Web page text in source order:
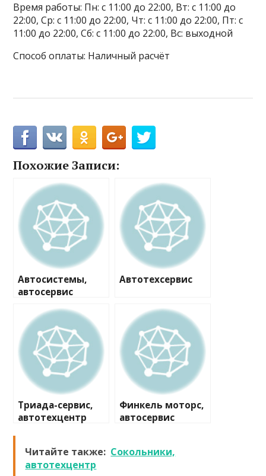
Время работы: Пн: с 11:00 до 22:00, Вт: с 11:00 до
22:00, Ср: с 11:00 до 22:00, Чт: с 11:00 до 22:00, Пт: с
11:00 до 22:00, Сб: с 11:00 до 22:00, Вс: выходной
Способ оплаты: Наличный расчёт
Похожие Записи:
Автосистемы,
автосервис
Автотехсервис
Триада-сервис,
автотехцентр
Финкель моторс,
автосервис
Читайте также: Сокольники,
автотехцентр